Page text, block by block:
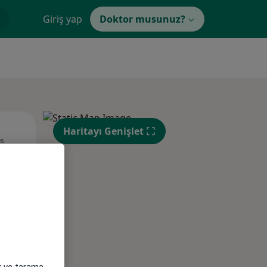
Giriş yap Doktor musunuz?
11 Ağustos
Çar,
12 Ağustos
Per,
13 Ağustos
Haritayı Genişlet